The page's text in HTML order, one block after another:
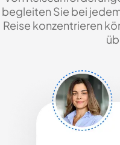
begleiten Sie bei
Reise konzentrieren